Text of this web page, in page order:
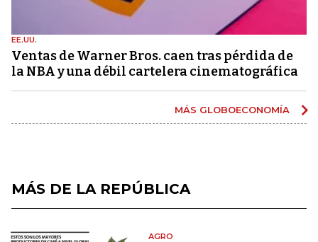
EE.UU.
Ventas de Warner Bros. caen tras pérdida de
la NBA y una débil cartelera cinematográfica
MÁS GLOBOECONOMÍA
MÁS DE LA REPÚBLICA
AGRO